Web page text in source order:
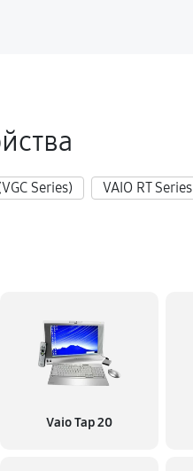
Series) VAIO RT Series
Vaio Tap 20